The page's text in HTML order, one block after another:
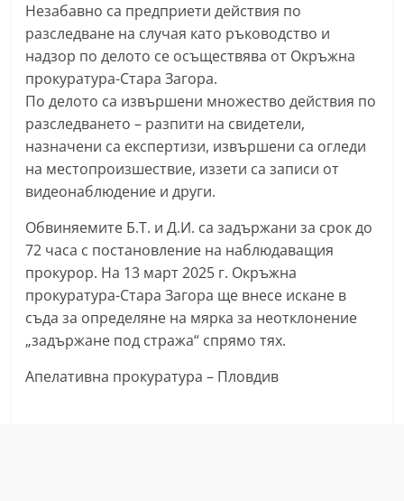
z
a
n
l
a
k
-
b
.
i
n
f
o
Незабавно са предприети действия по
разследване на случая като ръководство и
надзор по делото се осъществява от Окръжна
прокуратура-Стара Загора.
По делото са извършени множество действия по
разследването – разпити на свидетели,
назначени са експертизи, извършени са огледи
на местопроизшествие, иззети са записи от
видеонаблюдение и други.
Обвиняемите Б.Т. и Д.И. са задържани за срок до
72 часа с постановление на наблюдаващия
прокурор. На 13 март 2025 г. Окръжна
прокуратура-Стара Загора ще внесе искане в
съда за определяне на мярка за неотклонение
„задържане под стража“ спрямо тях.
Апелативна прокуратура – Пловдив